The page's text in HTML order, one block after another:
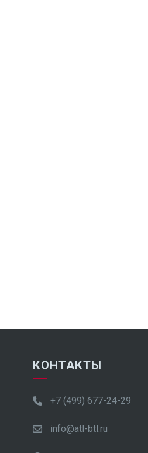
КОНТАКТЫ
+7 (499) 677-24-29
info@atl-btl.ru